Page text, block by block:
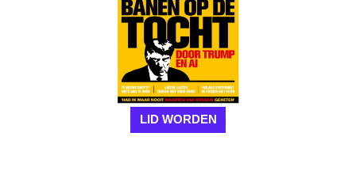
LID WORDEN